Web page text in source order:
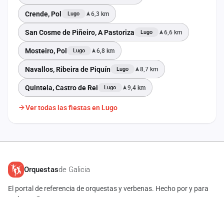
Crende, Pol Lugo 6,3 km
San Cosme de Piñeiro, A Pastoriza Lugo 6,6 km
Mosteiro, Pol Lugo 6,8 km
Navallos, Ribeira de Piquín Lugo 8,7 km
Quintela, Castro de Rei Lugo 9,4 km
Ver todas las fiestas en Lugo
Orquestasde Galicia
El portal de referencia de orquestas y verbenas. Hecho por y para